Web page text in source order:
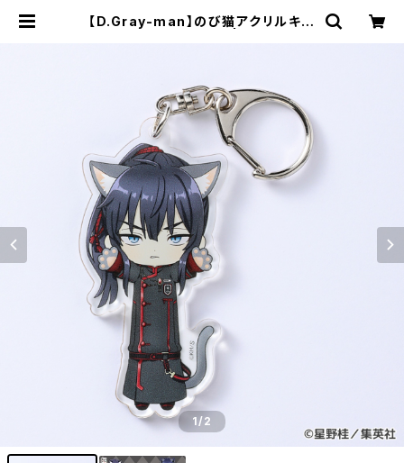
【D.Gray-man】のび猫アクリルキー
1/2